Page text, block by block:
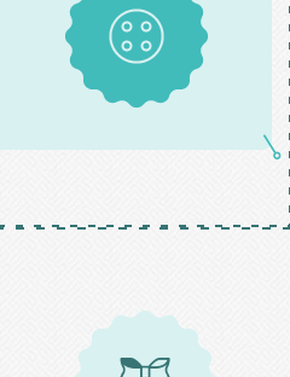
Boutons